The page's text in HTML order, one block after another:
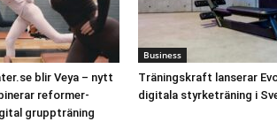
blir Veya – nytt
reformer-
gruppträning
Business
Träningskraft lanserar
digitala styrketräning i